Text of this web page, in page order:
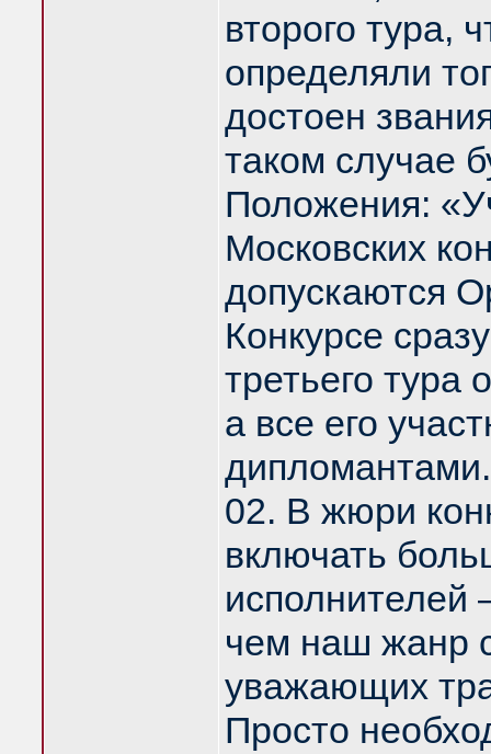
второго тура,
определяли
достоен
таком случае
Положения:
Московских
допускаются
Конкурсе
третьего
а все его
дипломантами.
02. В жюри
включать
исполнителей
чем наш жанр
уважающих
Просто